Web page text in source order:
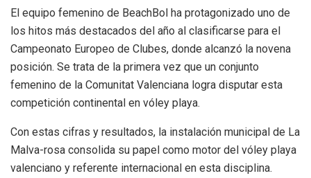
El equipo femenino de BeachBol ha protagonizado uno de
los hitos más destacados del año al clasificarse para el
Campeonato Europeo de Clubes, donde alcanzó la novena
posición. Se trata de la primera vez que un conjunto
femenino de la Comunitat Valenciana logra disputar esta
competición continental en vóley playa.
Con estas cifras y resultados, la instalación municipal de La
Malva-rosa consolida su papel como motor del vóley playa
valenciano y referente internacional en esta disciplina.